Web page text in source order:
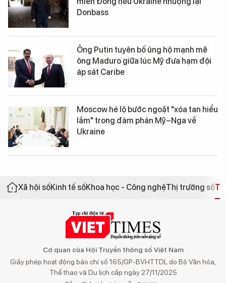
Donbass
Ông Putin tuyên bố ủng hộ mạnh mẽ
ông Maduro giữa lúc Mỹ đưa hạm đội
áp sát Caribe
Moscow hé lộ bước ngoặt "xóa tan hiểu
lầm" trong đàm phán Mỹ–Nga về
Ukraine
Xã hội sốKinh tế sốKhoa học - Công nghệThị trường số
Cơ quan của Hội Truyền thông số Việt Nam
Giấy phép hoạt động báo chí số 165/GP-BVHTTDL do Bộ Văn hóa,
Thể thao và Du lịch cấp ngày 27/11/2025